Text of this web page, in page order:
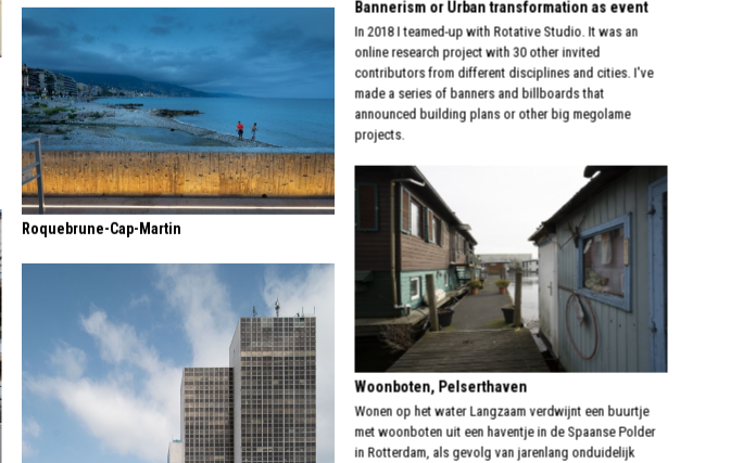
Bannerism or Urban transformation as event
In 2018 I teamed-up with Rotative Studio. It was an
online research project with 30 other invited
contributors from different disciplines and cities. I've
made a series of banners and billboards that
announced building plans or other big megolame
projects.
Roquebrune-Cap-Martin
Woonboten, Pelserthaven
Wonen op het water Langzaam verdwijnt een buurtje
met woonboten uit een haventje in de Spaanse Polder
in Rotterdam, als gevolg van jarenlang onduidelijk